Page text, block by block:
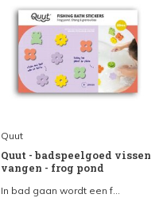
Quut
Quut - badspeelgoed vissen
vangen - frog pond
In bad gaan wordt een f...